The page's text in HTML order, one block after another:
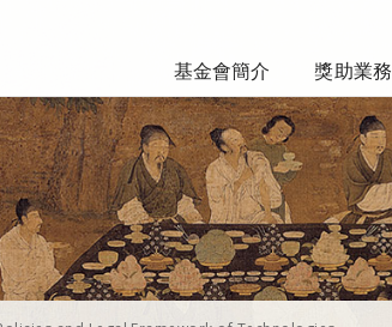
基金會簡介 獎助業務